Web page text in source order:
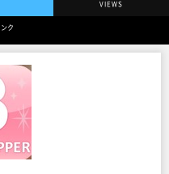
ト
VIEWS
ク